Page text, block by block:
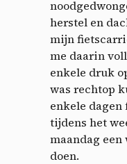
herstel en
mijn
me daarin
enkele druk
was rechtop
enkele dagen
tijdens het
maandag
doen.